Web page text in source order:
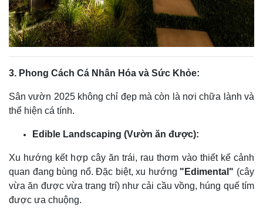
3. Phong Cách Cá Nhân Hóa và Sức Khỏe:
Sân vườn 2025 không chỉ đẹp mà còn là nơi chữa lành và
thể hiện cá tính.
Edible Landscaping (Vườn ăn được):
Xu hướng kết hợp cây ăn trái, rau thơm vào thiết kế cảnh
quan đang bùng nổ. Đặc biệt, xu hướng "Edimental" (cây
vừa ăn được vừa trang trí) như cải cầu vồng, húng quế tím
được ưa chuộng.